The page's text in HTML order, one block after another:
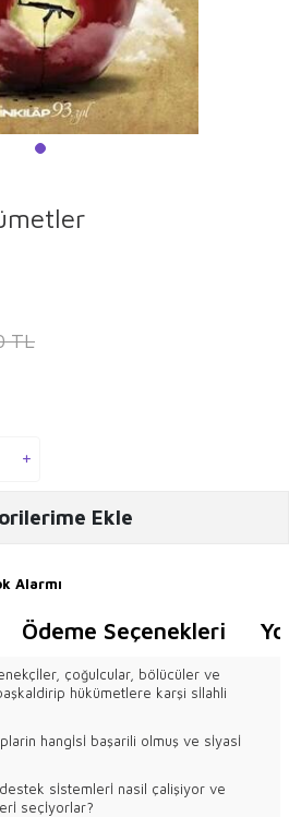
TL
Ekle
Alarmı
Ödeme Seçenekleri
çoğulcular, bölücüler ve
hükümetlere karşi sİlahli
hangİsİ başarili olmuş ve sİyasİ
sİstemlerİ nasil çalişiyor ve
seçİyorlar?